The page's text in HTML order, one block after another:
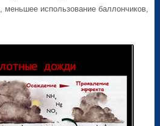
меньшее использование баллончиков,